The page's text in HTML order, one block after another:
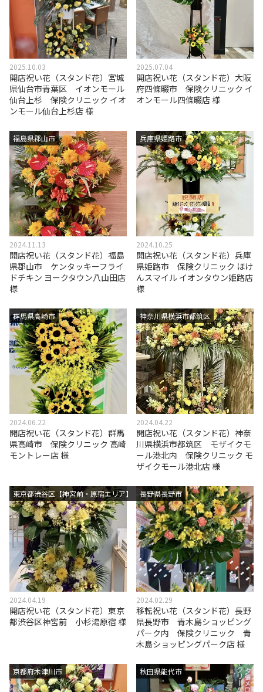
2025.10.03
開店祝い花（スタンド花）宮城
県仙台市青葉区 イオンモール
仙台上杉 保険クリニック イオ
ンモール仙台上杉店 様
2025.07.04
開店祝い花（スタンド花）大阪
府四條畷市 保険クリニック イ
オンモール四條畷店 様
福島県郡山市
2024.11.13
開店祝い花（スタンド花）福島
県郡山市 ケンタッキーフライ
ドチキン ヨークタウン八山田店
様
兵庫県姫路市
2024.10.25
開店祝い花（スタンド花）兵庫
県姫路市 保険クリニック ほけ
んスマイル イオンタウン姫路店
様
群馬県高崎市
2024.06.22
開店祝い花（スタンド花）群馬
県高崎市 保険クリニック 高崎
モントレー店 様
神奈川県横浜市都筑区
2024.04.22
開店祝い花（スタンド花）神奈
川県横浜市都筑区 モザイクモ
ール港北内 保険クリニック モ
ザイクモール港北店 様
東京都渋谷区【神宮前・原宿エリア】
2024.04.19
開店祝い花（スタンド花）東京
都渋谷区神宮前 小杉湯原宿 様
長野県長野市
2024.02.29
移転祝い花（スタンド花）長野
県長野市 青木島ショッピング
パーク内 保険クリニック 青
木島ショッピングパーク店 様
京都府木津川市 秋田県能代市